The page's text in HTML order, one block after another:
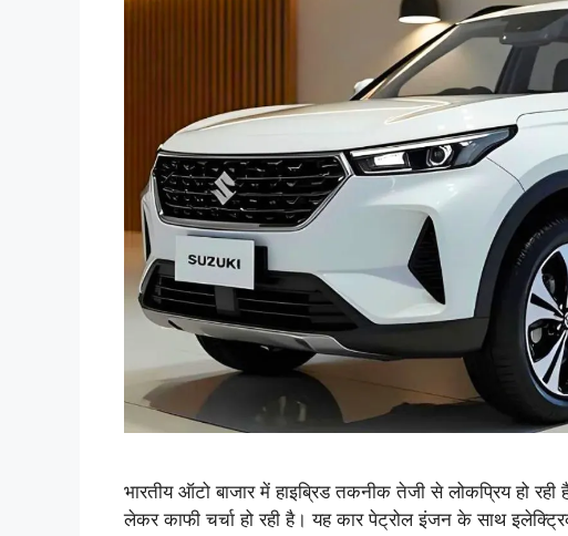
भारतीय ऑटो बाजार में हाइब्रिड तकनीक तेजी से लोकप्रिय
लेकर काफी चर्चा हो रही है। यह कार पेट्रोल इंजन के साथ